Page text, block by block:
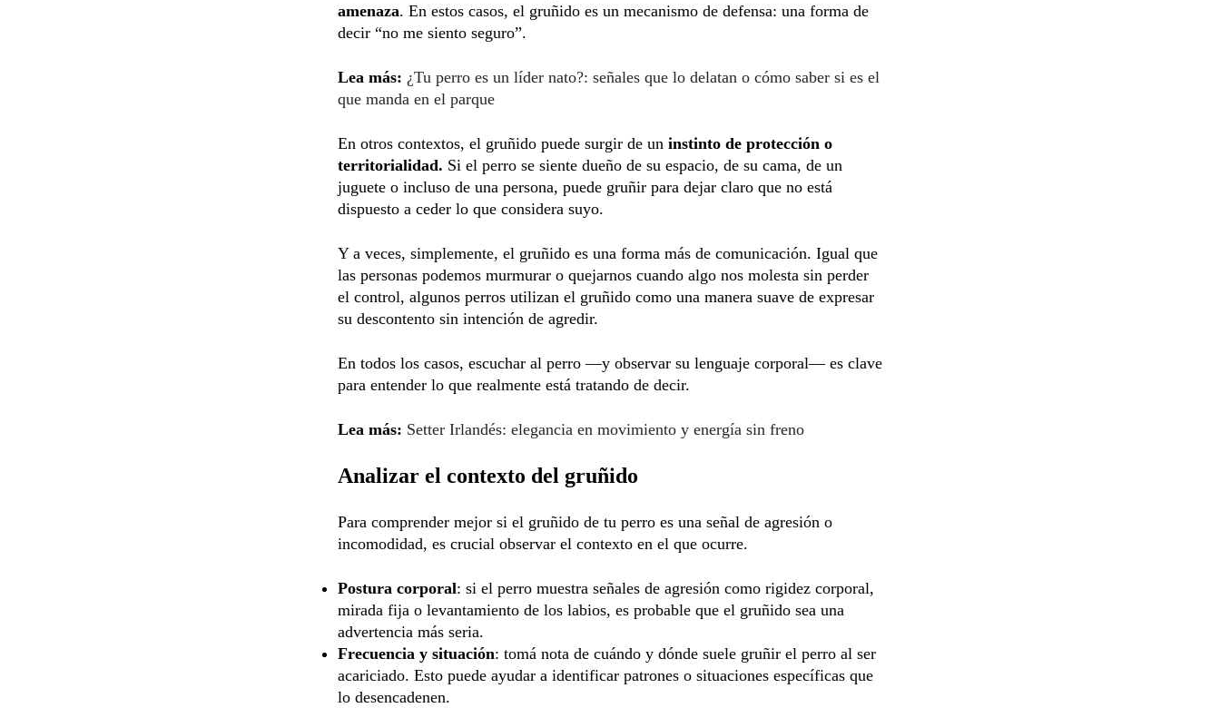
amenaza. En estos casos, el gruñido es un mecanismo de defensa: una forma de
decir “no me siento seguro”.
Lea más: ¿Tu perro es un líder nato?: señales que lo delatan o cómo saber si es el
que manda en el parque
En otros contextos, el gruñido puede surgir de un instinto de protección o
territorialidad. Si el perro se siente dueño de su espacio, de su cama, de un
juguete o incluso de una persona, puede gruñir para dejar claro que no está
dispuesto a ceder lo que considera suyo.
Y a veces, simplemente, el gruñido es una forma más de comunicación. Igual que
las personas podemos murmurar o quejarnos cuando algo nos molesta sin perder
el control, algunos perros utilizan el gruñido como una manera suave de expresar
su descontento sin intención de agredir.
En todos los casos, escuchar al perro —y observar su lenguaje corporal— es clave
para entender lo que realmente está tratando de decir.
Lea más: Setter Irlandés: elegancia en movimiento y energía sin freno
Analizar el contexto del gruñido
Para comprender mejor si el gruñido de tu perro es una señal de agresión o
incomodidad, es crucial observar el contexto en el que ocurre.
Postura corporal: si el perro muestra señales de agresión como rigidez corporal,
mirada fija o levantamiento de los labios, es probable que el gruñido sea una
advertencia más seria.
Frecuencia y situación: tomá nota de cuándo y dónde suele gruñir el perro al ser
acariciado. Esto puede ayudar a identificar patrones o situaciones específicas que
lo desencadenen.